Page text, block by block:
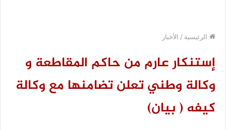
الرئيسية / الأخبار
إستنكار عارم من حاكم المقاطعة و
وكالة وطني تعلن تضامنها مع وكالة
كيفه ( بيان)